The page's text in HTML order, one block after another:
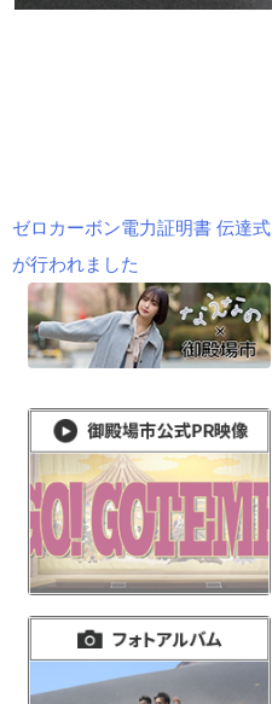
投
稿
ナ
ー
シ
ョ
ン
ゼロカーボン電力証明書 伝達式
が行われました